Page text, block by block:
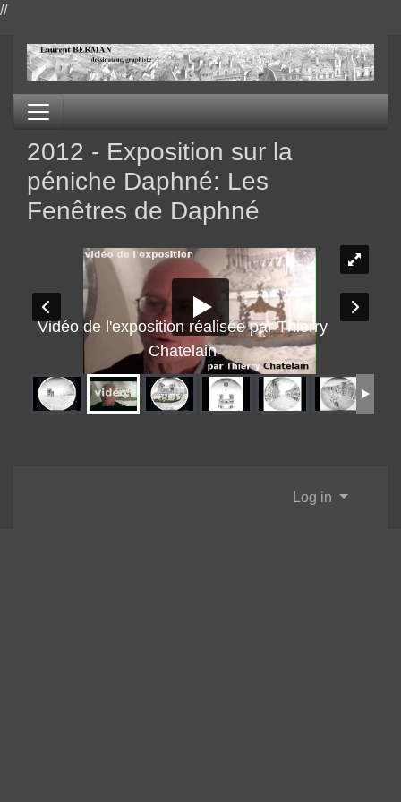
//
2012 - Exposition sur la
péniche Daphné: Les
Fenêtres de Daphné
Vidéo de l'exposition réalisée par Thierry
Chatelain
Log in